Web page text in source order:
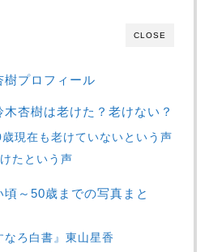
CLOSE
樹プロフィール
木杏樹は老けた？老けない？
現在も老けていないという声
たという声
～50歳までの写真まと
ろ白書』東山星香